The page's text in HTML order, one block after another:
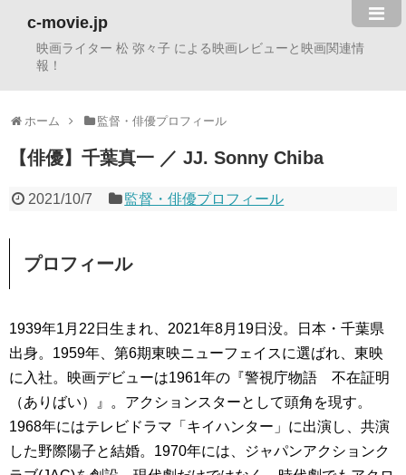
c-movie.jp
映画ライター 松 弥々子 による映画レビューと映画関連情
報！
ホーム 監督・俳優プロフィール
【俳優】千葉真一 ／ JJ. Sonny Chiba
2021/10/7 監督・俳優プロフィール
プロフィール
1939年1月22日生まれ、2021年8月19日没。日本・千葉県
出身。1959年、第6期東映ニューフェイスに選ばれ、東映
に入社。映画デビューは1961年の『警視庁物語 不在証明
（ありばい）』。アクションスターとして頭角を現す。
1968年にはテレビドラマ「キイハンター」に出演し、共演
した野際陽子と結婚。1970年には、ジャパンアクションク